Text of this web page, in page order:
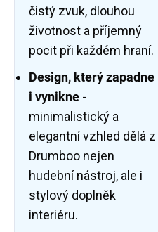
čistý zvuk, dlouhou
životnost a příjemný
pocit při každém hraní.
Design, který zapadne
i vynikne -
minimalistický a
elegantní vzhled dělá z
Drumboo nejen
hudební nástroj, ale i
stylový doplněk
interiéru.